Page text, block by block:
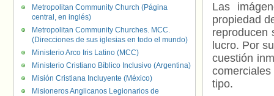
Las
propiedad
reproducen
lucro. Por
cuestión
tipo.
Metropolitan Community Church (Página
central, en inglés)
Metropolitan Community Churches. MCC.
(Direcciones de sus iglesias en todo el mundo)
Ministerio Arco Iris Latino (MCC)
Ministerio Cristiano Bíblico Inclusivo (Argentina)
Misión Cristiana Incluyente (México)
Misioneros Anglicanos Legionarios de